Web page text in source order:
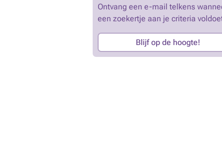
Ontvang een e-mail telkens
een zoekertje aan je criteria
Blijf op de hoogte!